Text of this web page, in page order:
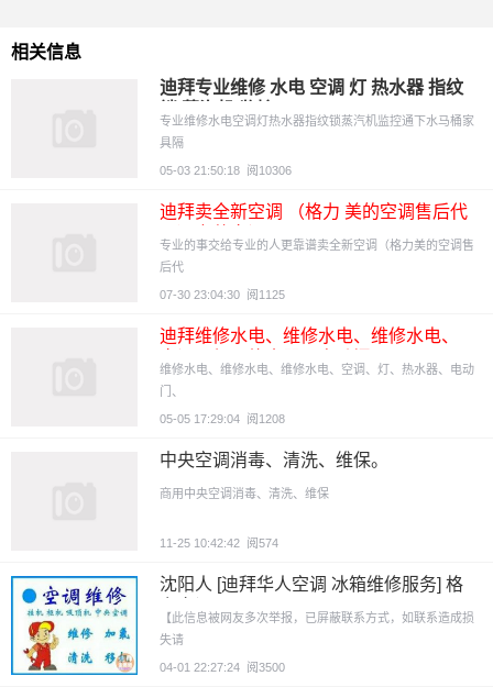
相关信息
迪拜专业维修 水电 空调 灯 热水器 指纹
专业维修水电空调灯热水器指纹锁蒸汽机监控通下水马桶家
具隔
05-03 21:50:18 阅10306
迪拜卖全新空调 （格力 美的空调售后代
专业的事交给专业的人更靠谱卖全新空调（格力美的空调售
后代
07-30 23:04:30 阅1125
迪拜维修水电、维修水电、维修水电、
维修水电、维修水电、维修水电、空调、灯、热水器、电动
门、
05-05 17:29:04 阅1208
中央空调消毒、清洗、维保。
商用中央空调消毒、清洗、维保
11-25 10:42:42 阅574
沈阳人 [迪拜华人空调 冰箱维修服务] 格
【此信息被网友多次举报，已屏蔽联系方式，如联系造成损
失请
04-01 22:27:24 阅3500